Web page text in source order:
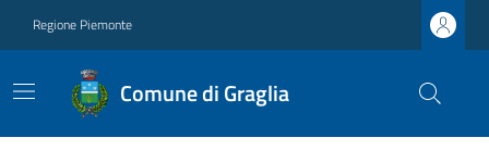
Regione Piemonte
Comune di Graglia